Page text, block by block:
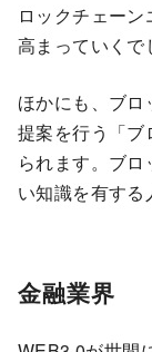
ロックチェー
高まっていくで
ほかにも、ブ
提案を行う「
られます。ブ
い知識を有する
金融業界